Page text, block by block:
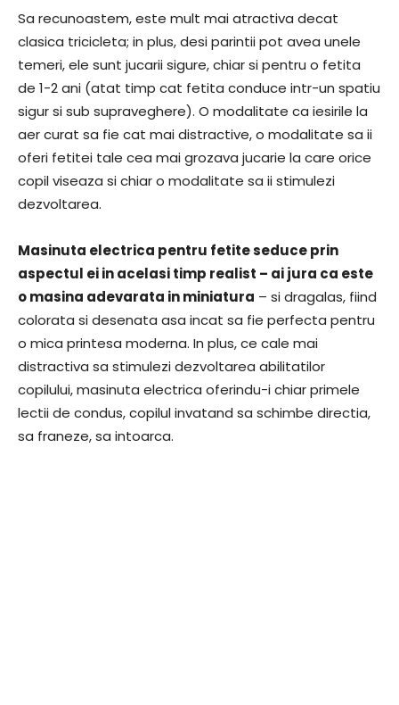
Sa recunoastem, este mult mai atractiva decat
clasica tricicleta; in plus, desi parintii pot avea unele
temeri, ele sunt jucarii sigure, chiar si pentru o fetita
de 1-2 ani (atat timp cat fetita conduce intr-un spatiu
sigur si sub supraveghere). O modalitate ca iesirile la
aer curat sa fie cat mai distractive, o modalitate sa ii
oferi fetitei tale cea mai grozava jucarie la care orice
copil viseaza si chiar o modalitate sa ii stimulezi
dezvoltarea.
Masinuta electrica pentru fetite seduce prin
aspectul ei in acelasi timp realist – ai jura ca este
o masina adevarata in miniatura – si dragalas, fiind
colorata si desenata asa incat sa fie perfecta pentru
o mica printesa moderna. In plus, ce cale mai
distractiva sa stimulezi dezvoltarea abilitatilor
copilului, masinuta electrica oferindu-i chiar primele
lectii de condus, copilul invatand sa schimbe directia,
sa franeze, sa intoarca.